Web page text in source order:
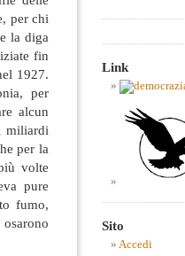
per chi
la diga
fin
1927.
per
alcun
miliardi
per la
volte
pure
fumo,
Link
Sito
Accedi